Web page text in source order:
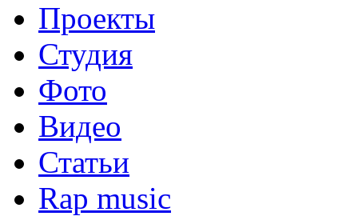
Проекты
Студия
Фото
Видео
Статьи
Rap music